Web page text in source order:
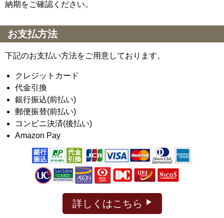
納期をご確認ください。
お支払方法
下記のお支払い方法をご用意しております。
クレジットカード
代金引換
銀行振込(前払い)
郵便振替(前払い)
コンビニ決済(後払い)
Amazon Pay
詳しくはこちら